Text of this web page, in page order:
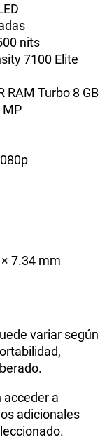
nits
7100 Elite
RAM Turbo 8 GB
MP
7.34 mm
variar según
acceder a
adicionales